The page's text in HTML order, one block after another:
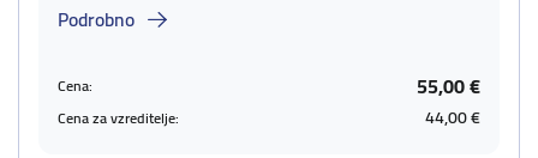
Podrobno
Cena: 55,00 €
Cena za vzreditelje: 44,00 €